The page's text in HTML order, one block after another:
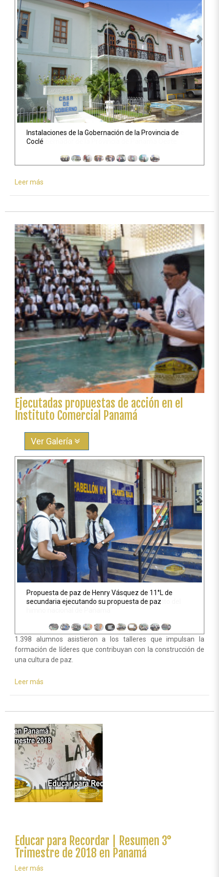
Instalaciones de la Gobernación de la Provincia de
Coclé
Anterior
Leer más
la
Carta
Ambiental
Interamericana
Ejecutadas propuestas de acción en el
Instituto Comercial Panamá
Ver Galería
Propuesta de paz de Henry Vásquez de 11°L de
secundaria ejecutando su propuesta de paz
Anterior
1.398 alumnosasistieron a los talleres queimpulsan la
formación de líderesque contribuyan con la construcción de
una cultura de paz.
el
Instituto
Comercial
Panamá
Educar para Recordar | Resumen 3°
Trimestre de 2018 en Panamá
Leer mássobre